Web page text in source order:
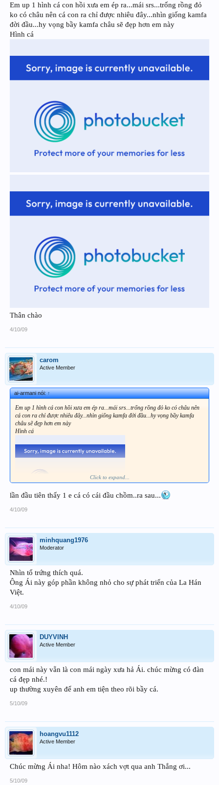
Em up 1 hình cá con hồi xưa em ép ra...mái srs...trống rồng đỏ
ko có châu nên cá con ra chỉ được nhiêu đây...nhìn giống kamfa
đời đầu...hy vọng bầy kamfa châu sẽ đẹp hơn em này
Hình cá
Thân chào
4/10/09
carom
Active Member
ai-armani nói:↑
Em up 1 hình cá con hồi xưa em ép ra...mái srs...trống rồng đỏ ko có châu nên
cá con ra chỉ được nhiêu đây...nhìn giống kamfa đời đầu...hy vọng bầy kamfa
châu sẽ đẹp hơn em này
Hình cá
Thân chào
Click to expand...
lần đầu tiên thấy 1 e cá có cái đầu chồm..ra sau...
4/10/09
minhquang1976
Moderator
Nhìn tổ trứng thích quá.
Ông Ái này góp phần không nhỏ cho sự phát triển của La Hán
Việt.
4/10/09
DUYVINH
Active Member
con mái này vẵn là con mái ngày xưa hả Ái. chúc mừng có đàn
cá đẹp nhé.!
up thường xuyên để anh em tiện theo rõi bầy cá.
5/10/09
hoangvu1112
Active Member
Chúc mừng Ái nha! Hôm nào xách vợt qua anh Thắng ơi...
5/10/09